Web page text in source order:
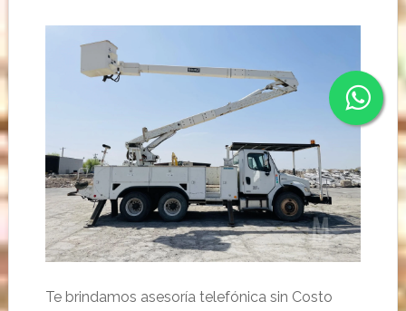
Te brindamos asesoría telefónica sin Costo